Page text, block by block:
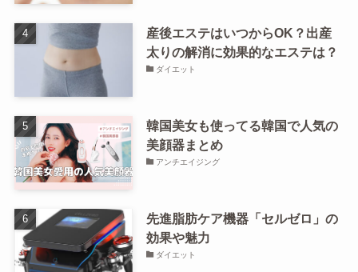
産後エステはいつからOK？出産
太りの解消に効果的なエステは？
ダイエット
韓国美女も使ってる韓国で人気の
美顔器まとめ
アンチエイジング
先進脂肪ケア機器「セルゼロ」の
効果や魅力
ダイエット